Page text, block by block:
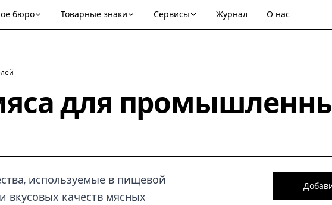
бюро Товарные знаки Сервисы Журнал О нас
для
используемые в пищевой
вкусовых качеств мясных